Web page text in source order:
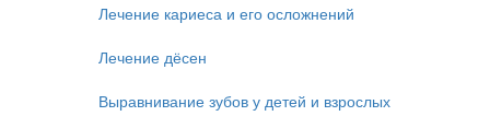
Лечение кариеса и его осложнений
Лечение дёсен
Выравнивание зубов у детей и взрослых